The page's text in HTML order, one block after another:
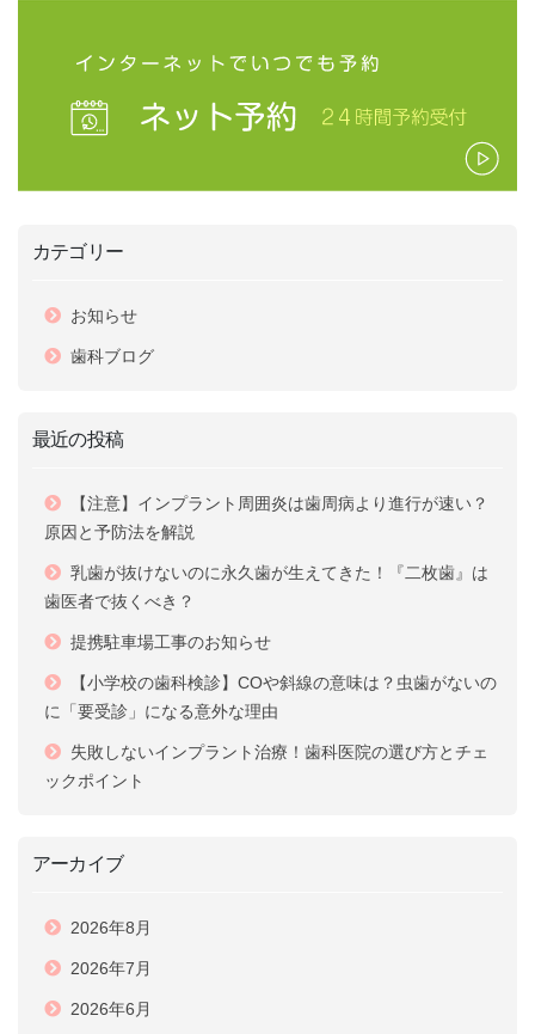
カテゴリー
お知らせ
歯科ブログ
最近の投稿
【注意】インプラント周囲炎は歯周病より進行が速い？
原因と予防法を解説
乳歯が抜けないのに永久歯が生えてきた！『二枚歯』は
歯医者で抜くべき？
提携駐車場工事のお知らせ
【小学校の歯科検診】COや斜線の意味は？虫歯がないの
に「要受診」になる意外な理由
失敗しないインプラント治療！歯科医院の選び方とチェ
ックポイント
アーカイブ
2026年8月
2026年7月
2026年6月